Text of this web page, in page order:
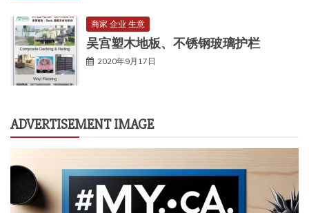
商家 企业 生意
吴宫塑木地板、不锈钢玻璃护栏
2020年9月17日
ADVERTISEMENT IMAGE